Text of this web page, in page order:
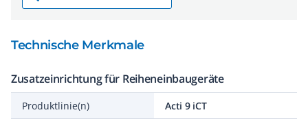
Technische Merkmale
Zusatzeinrichtung für Reiheneinbaugeräte
Produktlinie(n)
Acti 9 iCT